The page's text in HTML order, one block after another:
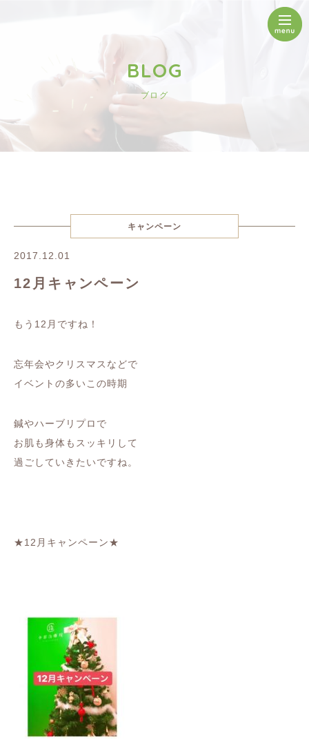
BLOG
ブログ
キャンペーン
2017.12.01
12月キャンペーン
もう12月ですね！
忘年会やクリスマスなどで
イベントの多いこの時期
鍼やハーブリプロで
お肌も身体もスッキリして
過ごしていきたいですね。
★12月キャンペーン★